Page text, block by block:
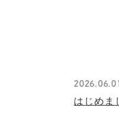
はじめま